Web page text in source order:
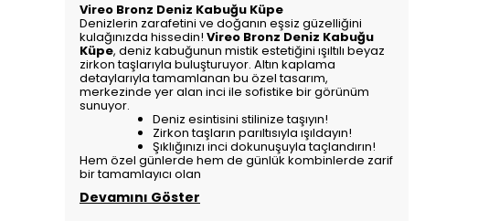
Vireo Bronz Deniz Kabuğu Küpe
Denizlerin zarafetini ve doğanın eşsiz güzelliğini
kulağınızda hissedin! Vireo Bronz Deniz Kabuğu
Küpe, deniz kabuğunun mistik estetiğini ışıltılı beyaz
zirkon taşlarıyla buluşturuyor. Altın kaplama
detaylarıyla tamamlanan bu özel tasarım,
merkezinde yer alan inci ile sofistike bir görünüm
sunuyor.
Deniz esintisini stilinize taşıyın!
Zirkon taşların parıltısıyla ışıldayın!
Şıklığınızı inci dokunuşuyla taçlandırın!
Hem özel günlerde hem de günlük kombinlerde zarif
bir tamamlayıcı olan
Devamını Göster